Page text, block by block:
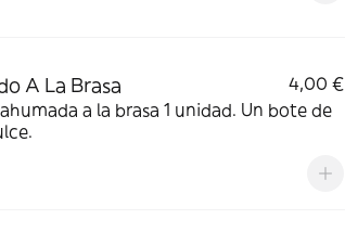
A La Brasa
4,00 €
brasa 1 unidad. Un bote de
dulce.